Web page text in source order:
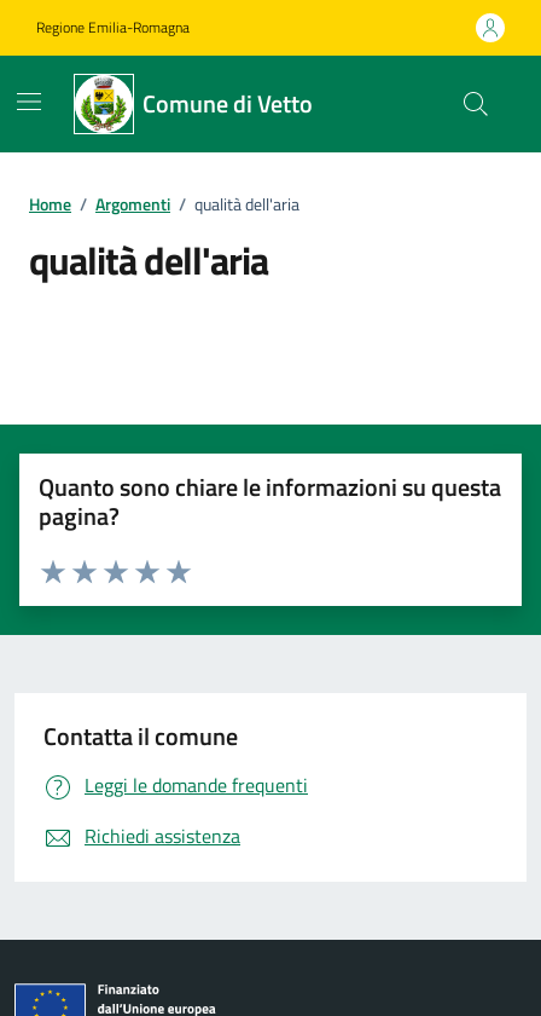
Regione Emilia-Romagna
Comune di Vetto
Home / Argomenti / qualità dell'aria
qualità dell'aria
Quanto sono chiare le informazioni su questa
pagina?
Valuta 5 stelle su 5
Valuta 4 stelle su 5
Valuta 3 stelle su 5
Valuta 2 stelle su 5
Valuta 1 stelle su 5
Contatta il comune
Leggi le domande frequenti
Richiedi assistenza